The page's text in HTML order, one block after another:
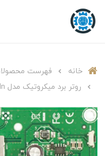
خانه
فهرست
روتر برد میکروتیک مدل RB911-2Hn